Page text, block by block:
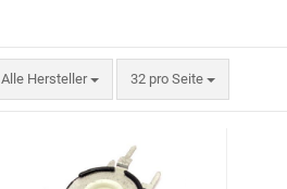
Alle Hersteller 32 pro Seite